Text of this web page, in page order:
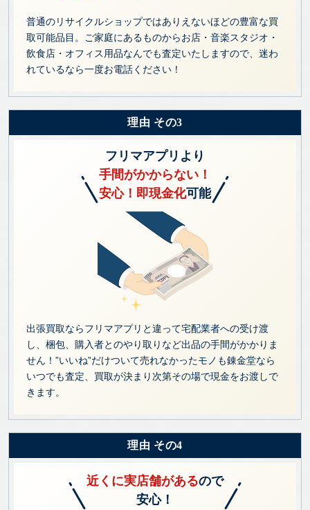
普通のリサイクルショップではありえないほどの豊富な買
取可能品目。ご家庭にあるものからお店・音楽スタジオ・
飲食店・オフィス用品なんでも査定いたしますので、迷わ
れているなら一度お電話ください！
理由 その3
フリマアプリより
手間がかからない！
安心！即現金化可能
出張買取ならフリマアプリと違って宅配業者への受け渡
し、梱包、購入者とのやり取りなど出品の手間がかかりま
せん！”いいね”だけついて売れなかったモノも錬金堂なら
いつでも査定、買取が決まり次第その場で現金をお渡しで
きます。
理由 その4
近くに実店舗があるので
安心！